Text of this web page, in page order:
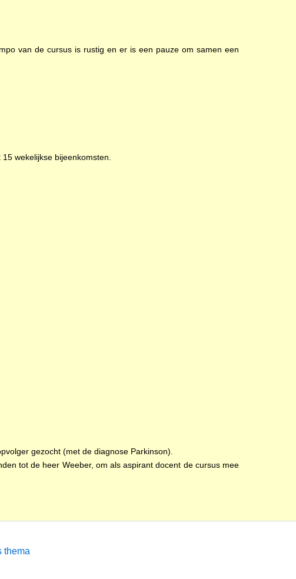
van de cursus is rustig en er is een pauze om samen een
wekelijkse bijeenkomsten.
gezocht (met de diagnose Parkinson).
tot de heer Weeber, om als aspirant docent de cursus mee
thema